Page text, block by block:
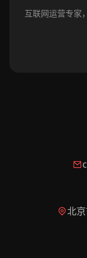
互联网运营专家
北